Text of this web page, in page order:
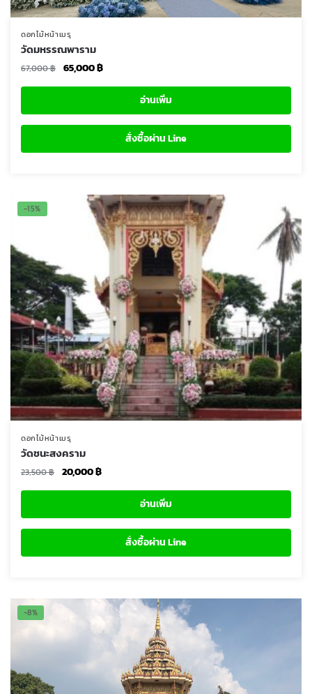
ดอกไม้หน้าเมรุ
วัดมหรรณพาราม
67,000฿
Original
price
67,000 ฿.
65,000฿Current
price
65,000 ฿.
อ่านเพิ่ม
สั่งซื้อผ่าน Line
-15%
ดอกไม้หน้าเมรุ
วัดชนะสงคราม
23,500฿
Original
23,500 ฿.
20,000฿Current
20,000 ฿.
อ่านเพิ่ม
สั่งซื้อผ่าน Line
-8%